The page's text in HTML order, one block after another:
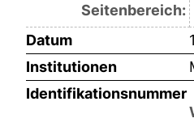
Seitenbereich:
Datum
Institutionen
Identifikationsnummer